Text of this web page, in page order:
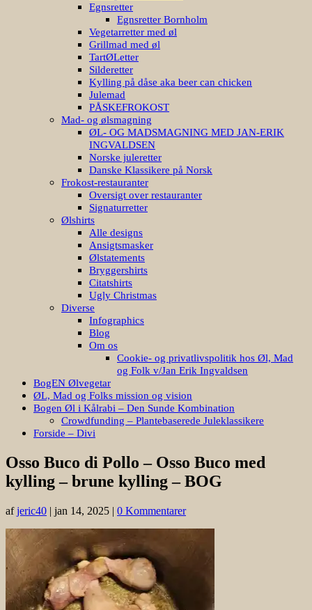
Egnsretter
Egnsretter Bornholm
Vegetarretter med øl
Grillmad med øl
TartØLetter
Silderetter
Kylling på dåse aka beer can chicken
Julemad
PÅSKEFROKOST
Mad- og ølsmagning
ØL- OG MADSMAGNING MED JAN-ERIK
INGVALDSEN
Norske juleretter
Danske Klassikere på Norsk
Frokost-restauranter
Oversigt over restauranter
Signaturretter
Ølshirts
Alle designs
Ansigtsmasker
Ølstatements
Bryggershirts
Citatshirts
Ugly Christmas
Diverse
Infographics
Blog
Om os
Cookie- og privatlivspolitik hos Øl, Mad
og Folk v/Jan Erik Ingvaldsen
BogEN Ølvegetar
ØL, Mad og Folks mission og vision
Bogen Øl i Kålrabi – Den Sunde Kombination
Crowdfunding – Plantebaserede Juleklassikere
Forside – Divi
Osso Buco di Pollo – Osso Buco med
kylling – brune kylling – BOG
afjeric40 | jan 14, 2025 | 0 Kommentarer